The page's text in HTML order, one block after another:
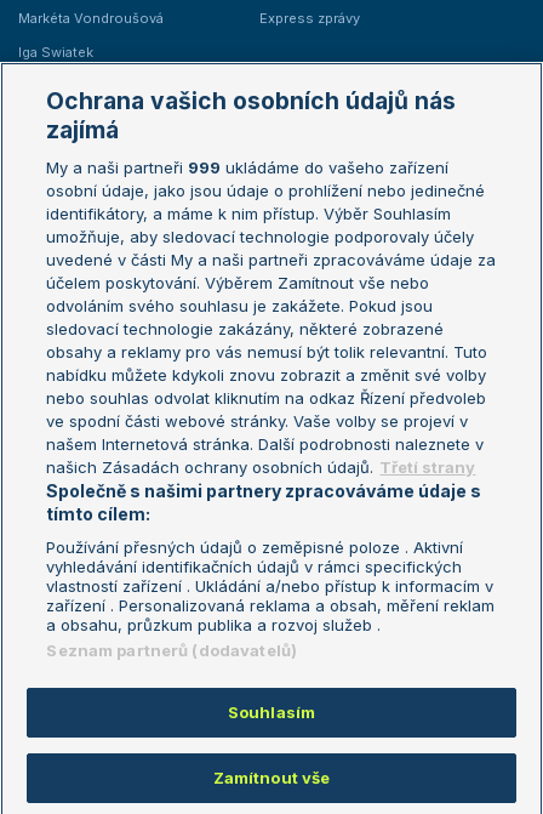
Markéta Vondroušová
Iga Swiatek
Express zprávy
Žebříčky
Žebříček ATP (muži)
Žebříček WTA (ženy)
Sázkařský žebříček
Australian Open
French Open
Wimbledon
US Open
Turnaj mistrů
Turnaj mistryň
Aktualní trendy
Fotbalové přestupy
Livesport Daily
LS Prague Open
Podmínky užití
Nastavení soukromí
GDPR a žurnalistika
Reklama
Kontakt
Informace o zpracování osobních
údajů
Copyright © 2008-2026 TenisPortal.cz. Využíváme zpravodajství ČTK.
Ochrana vašich osobních údajů nás
zajímá
My a naši partneři 999 ukládáme do vašeho zařízení
osobní údaje, jako jsou údaje o prohlížení nebo jedinečné
identifikátory, a máme k nim přístup. Výběr Souhlasím
umožňuje, aby sledovací technologie podporovaly účely
uvedené v části My a naši partneři zpracováváme údaje za
účelem poskytování. Výběrem Zamítnout vše nebo
odvoláním svého souhlasu je zakážete. Pokud jsou
sledovací technologie zakázány, některé zobrazené
obsahy a reklamy pro vás nemusí být tolik relevantní. Tuto
nabídku můžete kdykoli znovu zobrazit a změnit své volby
nebo souhlas odvolat kliknutím na odkaz Řízení předvoleb
ve spodní části webové stránky. Vaše volby se projeví v
našem Internetová stránka. Další podrobnosti naleznete v
našich Zásadách ochrany osobních údajů. Třetí strany
Společně s našimi partnery zpracováváme údaje s
tímto cílem:
Používání přesných údajů o zeměpisné poloze . Aktivní
vyhledávání identifikačních údajů v rámci specifických
vlastností zařízení . Ukládání a/nebo přístup k informacím v
zařízení . Personalizovaná reklama a obsah, měření reklam
a obsahu, průzkum publika a rozvoj služeb .
Seznam partnerů (dodavatelů)
Souhlasím
Zamítnout vše